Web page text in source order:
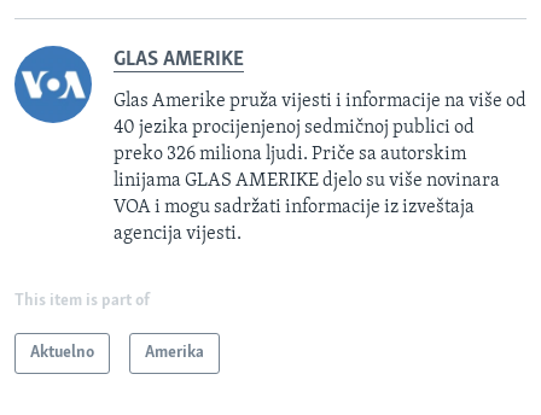
GLAS AMERIKE
Glas Amerike pruža vijesti i informacije na više od
40 jezika procijenjenoj sedmičnoj publici od
preko 326 miliona ljudi. Priče sa autorskim
linijama GLAS AMERIKE djelo su više novinara
VOA i mogu sadržati informacije iz izveštaja
agencija vijesti.
This item is part of
Aktuelno Amerika